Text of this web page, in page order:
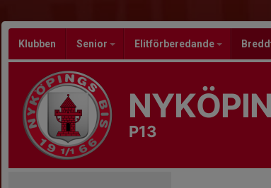
Klubben Senior Elitförberedande
P13